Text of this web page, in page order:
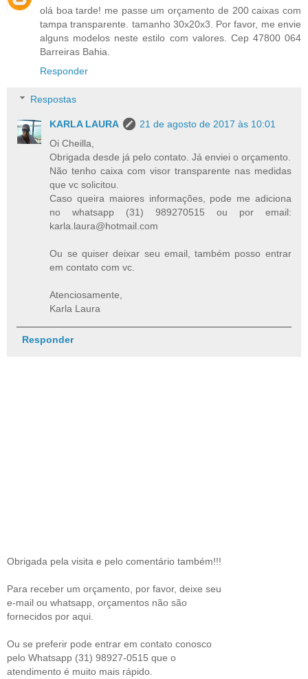
olá boa tarde! me passe um orçamento de 200 caixas com
tampa transparente. tamanho 30x20x3. Por favor, me envie
alguns modelos neste estilo com valores. Cep 47800 064
Barreiras Bahia.
Responder
Respostas
KARLA LAURA
21 de agosto de 2017 às 10:01
Oi Cheilla,
Obrigada desde já pelo contato. Já enviei o orçamento.
Não tenho caixa com visor transparente nas medidas
que vc solicitou.
Caso queira maiores informações, pode me adiciona
no whatsapp (31) 989270515 ou por email:
karla.laura@hotmail.com
Ou se quiser deixar seu email, também posso entrar
em contato com vc.
Atenciosamente,
Karla Laura
Responder
Obrigada pela visita e pelo comentário também!!!
Para receber um orçamento, por favor, deixe seu
e-mail ou whatsapp, orçamentos não são
fornecidos por aqui.
Ou se preferir pode entrar em contato conosco
pelo Whatsapp (31) 98927-0515 que o
atendimento é muito mais rápido.